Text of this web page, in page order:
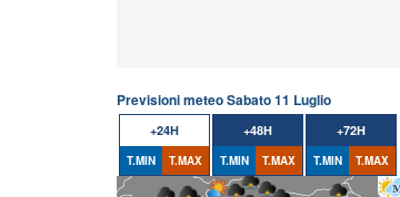
Previsioni meteo Sabato 11 Luglio
+24H
T.MIN T.MAX
+48H
T.MIN T.MAX
+72H
T.MIN T.MAX